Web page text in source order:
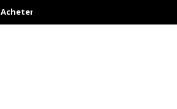
Acheter des cartouches d'encre pas cher,